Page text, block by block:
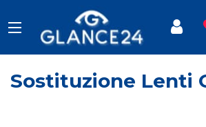
Sostituzione Lenti